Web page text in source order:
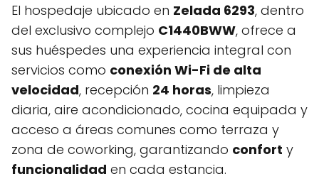
El hospedaje ubicado en Zelada 6293, dentro
del exclusivo complejo C1440BWW, ofrece a
sus huéspedes una experiencia integral con
servicios como conexión Wi-Fi de alta
velocidad, recepción 24 horas, limpieza
diaria, aire acondicionado, cocina equipada y
acceso a áreas comunes como terraza y
zona de coworking, garantizando confort y
funcionalidad en cada estancia.